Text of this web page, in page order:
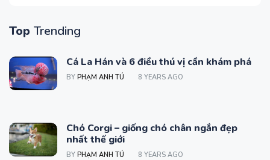
Top Trending
Cá La Hán và 6 điều thú vị cần khám phá
BY PHẠM ANH TÚ 8 YEARS AGO
Chó Corgi – giống chó chân ngắn đẹp
nhất thế giới
BY PHẠM ANH TÚ 8 YEARS AGO